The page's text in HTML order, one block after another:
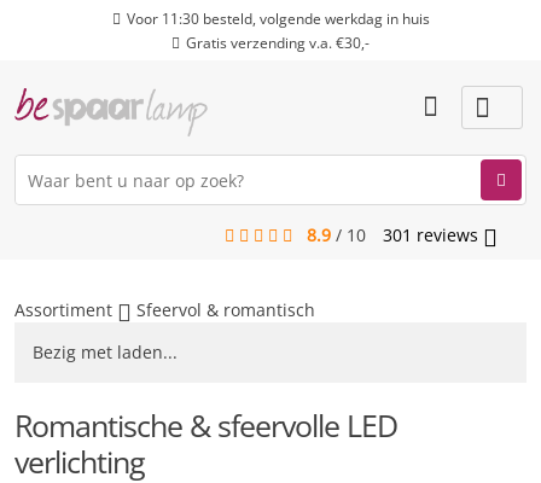
Voor 11:30 besteld, volgende werkdag in huis
Gratis verzending v.a. €30,-
8.9 / 10 301 reviews
Assortiment
Sfeervol & romantisch
Bezig met laden...
Romantische & sfeervolle LED
verlichting